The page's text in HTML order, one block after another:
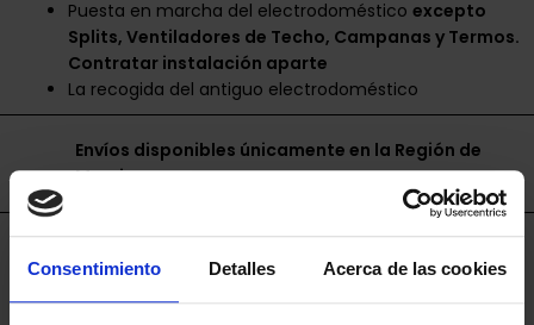
Consentimiento Detalles Acerca de las cookies
Puesta en marcha del electrodomésticoexcepto
Splits, Ventiladores de Techo, Campanas y Termos.
Contratar instalación aparte
La recogida del antiguo electrodoméstico
Envíos disponibles únicamente en la Región de
Murcia.